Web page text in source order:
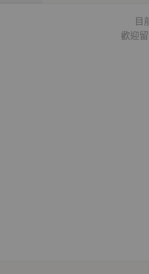
有地獄」。
入牛津大學專攻古典文學，1925年至
教授。無論教學或創作，皆以機智、
要的學術作品包括《失樂園導讀》（
目
歡迎